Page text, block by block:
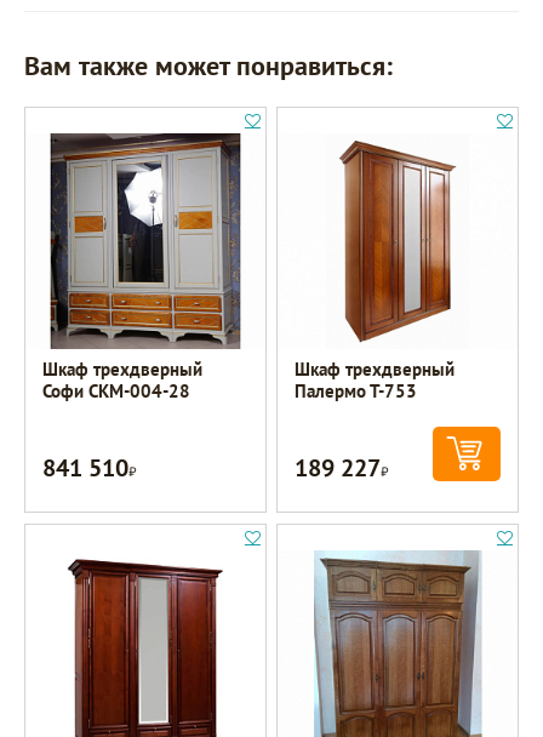
Вам также может понравиться:
Шкаф трехдверный
Софи СКМ-004-28
841 510Р
Шкаф трехдверный
Палермо Т-753
189 227Р